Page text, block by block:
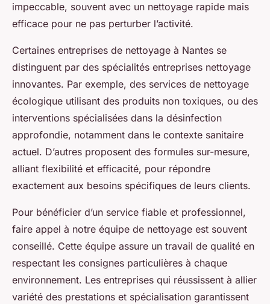
impeccable, souvent avec un nettoyage rapide mais
efficace pour ne pas perturber l’activité.
Certaines entreprises de nettoyage à Nantes se
distinguent par des spécialités entreprises nettoyage
innovantes. Par exemple, des services de nettoyage
écologique utilisant des produits non toxiques, ou des
interventions spécialisées dans la désinfection
approfondie, notamment dans le contexte sanitaire
actuel. D’autres proposent des formules sur-mesure,
alliant flexibilité et efficacité, pour répondre
exactement aux besoins spécifiques de leurs clients.
Pour bénéficier d’un service fiable et professionnel,
faire appel à notre équipe de nettoyage est souvent
conseillé. Cette équipe assure un travail de qualité en
respectant les consignes particulières à chaque
environnement. Les entreprises qui réussissent à allier
variété des prestations et spécialisation garantissent